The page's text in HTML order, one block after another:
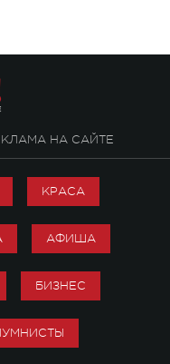
НА САЙТЕ
КРАСА
АФИША
БИЗНЕС